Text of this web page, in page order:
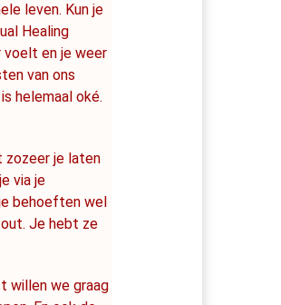
leven. Kun je
Healing
voelt en je weer
van ons
helemaal oké.
zozeer je laten
via je
behoeften wel
Je hebt ze
willen we graag